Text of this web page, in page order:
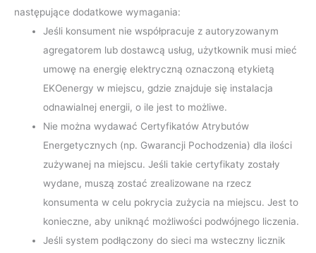
następujące dodatkowe wymagania:
Jeśli konsument nie współpracuje z autoryzowanym
agregatorem lub dostawcą usług, użytkownik musi mieć
umowę na energię elektryczną oznaczoną etykietą
EKOenergy w miejscu, gdzie znajduje się instalacja
odnawialnej energii, o ile jest to możliwe.
Nie można wydawać Certyfikatów Atrybutów
Energetycznych (np. Gwarancji Pochodzenia) dla ilości
zużywanej na miejscu. Jeśli takie certyfikaty zostały
wydane, muszą zostać zrealizowane na rzecz
konsumenta w celu pokrycia zużycia na miejscu. Jest to
konieczne, aby uniknąć możliwości podwójnego liczenia.
Jeśli system podłączony do sieci ma wsteczny licznik